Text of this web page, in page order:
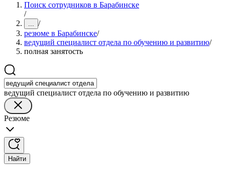
Поиск сотрудников в Барабинске
/
... /
резюме в Барабинске/
ведущий специалист отдела по обучению и развитию/
полная занятость
ведущий специалист отдела по обучению и развитию
Резюме
Найти